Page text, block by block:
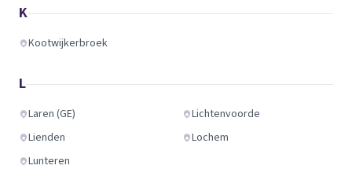
K
Kootwijkerbroek
L
Laren (GE)
Lichtenvoorde
Lienden
Lochem
Lunteren